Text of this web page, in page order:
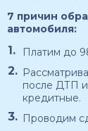
7 причин
автомобиля:
Платим до
после ДТП
кредитные.
Проводим